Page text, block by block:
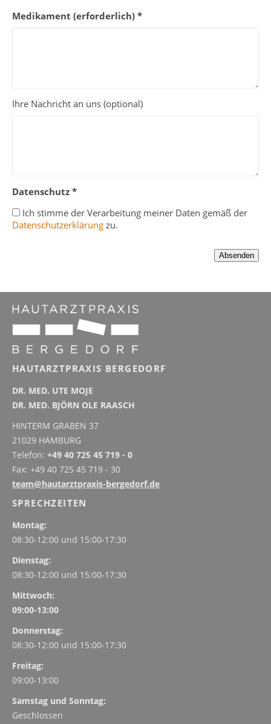
Medikament (erforderlich) *
Ihre Nachricht an uns (optional)
Datenschutz *
Ich stimme der Verarbeitung meiner Daten gemäß der
Datenschutzerklärung zu.
HAUTARZTPRAXIS BERGEDORF
DR. MED. UTE MOJE
DR. MED. BJÖRN OLE RAASCH
HINTERM GRABEN 37
21029 HAMBURG
Telefon: +49 40 725 45 719 - 0
Fax: +49 40 725 45 719 - 30
team@hautarztpraxis-bergedorf.de
SPRECHZEITEN
Montag:
08:30-12:00 und 15:00-17:30
Dienstag:
08:30-12:00 und 15:00-17:30
Mittwoch:
09:00-13:00
Donnerstag:
08:30-12:00 und 15:00-17:30
Freitag:
09:00-13:00
Samstag und Sonntag:
Geschlossen